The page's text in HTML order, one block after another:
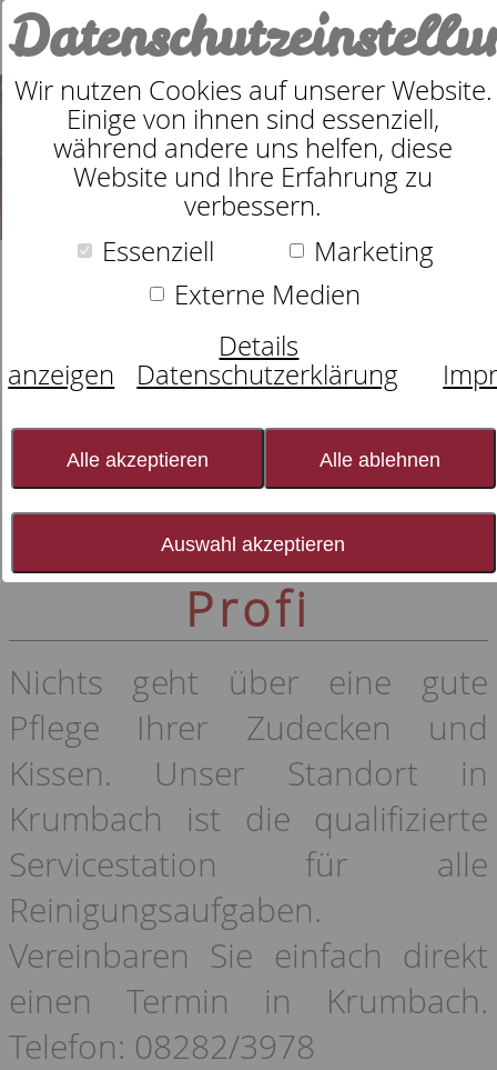
0
Bettenpflege vom
Profi
Nichts geht über eine gute
Pflege Ihrer Zudecken und
Kissen. Unser Standort in
Krumbach ist die qualifizierte
Servicestation für alle
Reinigungsaufgaben.
Vereinbaren Sie einfach direkt
einen Termin in Krumbach.
Telefon: 08282/3978
Wir nutzen Cookies auf unserer Website.
Einige von ihnen sind essenziell,
während andere uns helfen, diese
Website und Ihre Erfahrung zu
verbessern.
Essenziell
Marketing
Externe Medien
Details
anzeigen
Datenschutzerklärung
Alle akzeptieren Alle ablehnen
Auswahl akzeptieren